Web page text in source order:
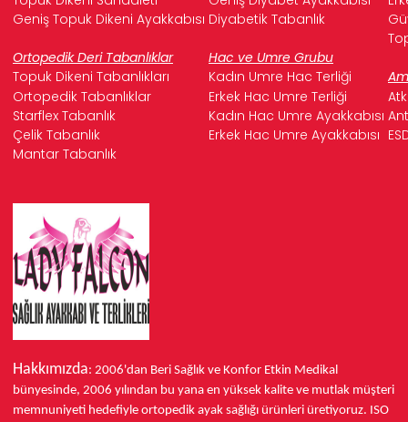
Geniş Topuk Dikeni Ayakkabısı Diyabetik Tabanlık
Ortopedik Deri Tabanlıklar
Hac ve Umre Grubu
Topuk Dikeni Tabanlıkları
Kadın Umre Hac Terliği
Ortopedik Tabanlıklar
Erkek Hac Umre Terliği
Starflex Tabanlık
Kadın Hac Umre Ayakkabısı
Çelik Tabanlık
Erkek Hac Umre Ayakkabısı
Mantar Tabanlık
Hakkımızda: 2006'dan Beri Sağlık ve Konfor Etkin Medikal
bünyesinde, 2006 yılından bu yana en yüksek kalite ve mutlak müşteri
memnuniyeti hedefiyle ortopedik ayak sağlığı ürünleri üretiyoruz. ISO